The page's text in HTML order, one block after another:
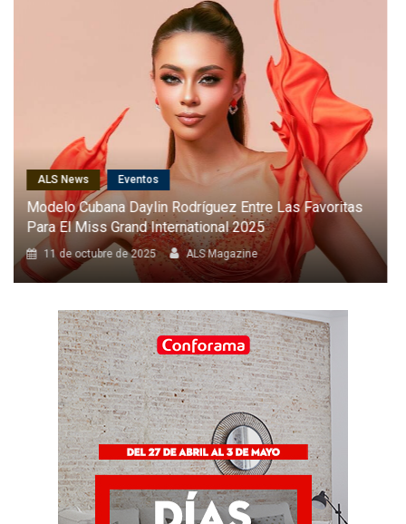
ALS News Cantantes
Karol G Será La Primera Latina En Cantar En El Desfile
Anual De Victoria’s Secret
8 de octubre de 2025 ALS Magazine